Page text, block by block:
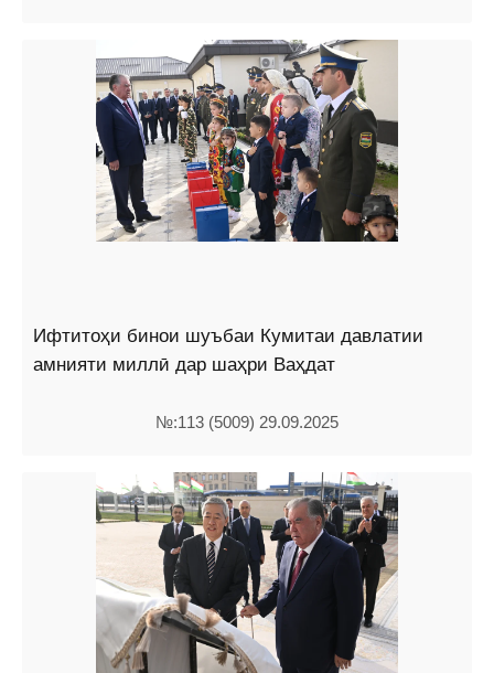
Ифтитоҳи бинои шуъбаи Кумитаи давлатии
амнияти миллӣ дар шаҳри Ваҳдат
№:113 (5009) 29.09.2025